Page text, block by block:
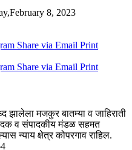
8, 2023
Share via Email Print
Share via Email Print
मजकुर बातम्या व जाहिराती
व संपादकीय मंडळ सहमत
न्याय क्षेत्र कोपरगाव राहिल.